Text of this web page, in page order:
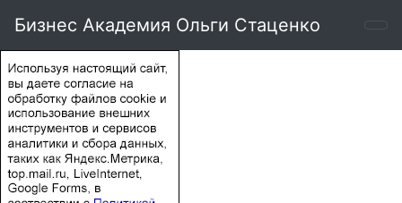
Бизнес Академия Ольги Стаценко